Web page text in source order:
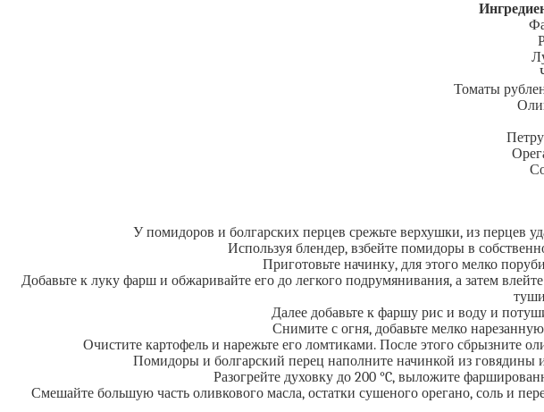
Томаты
У помидоров и болгарских перцев срежьте верхушки, из перцев
Используя блендер, взбейте помидоры в
Приготовьте начинку, для этого мелко
Добавьте к луку фарш и обжаривайте его до легкого подрумянивания, а затем
Далее добавьте к фаршу рис и воду и
Снимите с огня, добавьте мелко
Очистите картофель и нарежьте его ломтиками. После этого сбрызните
Помидоры и болгарский перец наполните начинкой из говядины
Разогрейте духовку до 200 °C, выложите
Смешайте большую часть оливкового масла, остатки сушеного орегано, соль и